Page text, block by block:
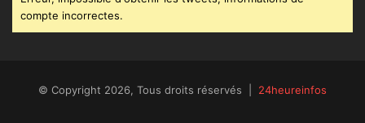
compte incorrectes.
© Copyright 2026, Tous droits réservés | 24heureinfos